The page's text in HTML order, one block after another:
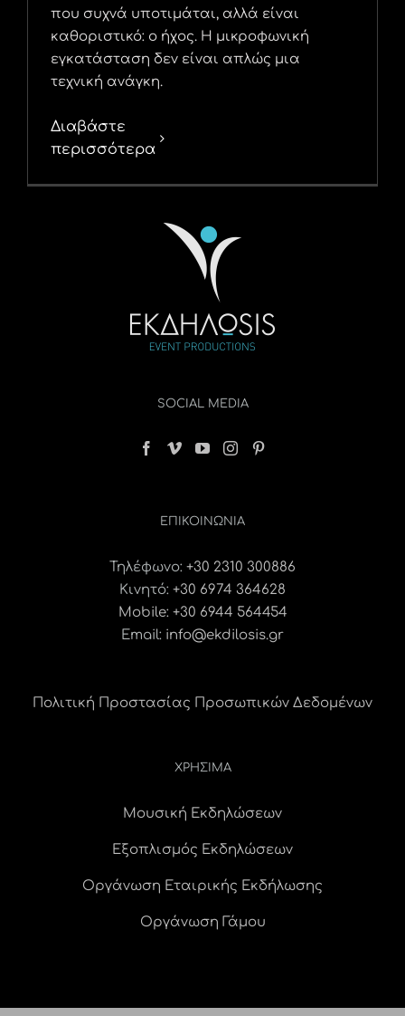
που συχνά υποτιμάται, αλλά είναι
καθοριστικό: ο ήχος. Η μικροφωνική
εγκατάσταση δεν είναι απλώς μια
τεχνική ανάγκη.
Διαβάστε
περισσότερα
SOCIAL MEDIA
ΕΠΙΚΟΙΝΩΝΊΑ
Τηλέφωνο: +30 2310 300886
Κινητό: +30 6974 364628
Mobile: +30 6944 564454
Email: info@ekdilosis.gr
Πολιτική Προστασίας Προσωπικών Δεδομένων
ΧΡΗΣΙΜΑ
Μουσική Εκδηλώσεων
Εξοπλισμός Εκδηλώσεων
Οργάνωση Εταιρικής Εκδήλωσης
Οργάνωση Γάμου